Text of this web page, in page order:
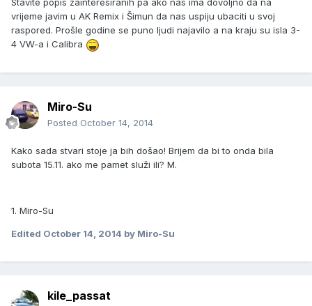
Stavite popis zainteresiranih pa ako nas ima dovoljno da na
vrijeme javim u AK Remix i Šimun da nas uspiju ubaciti u svoj
raspored. Prošle godine se puno ljudi najavilo a na kraju su isla 3-
4 VW-a i Calibra
Miro-Su
Posted October 14, 2014
Kako sada stvari stoje ja bih došao! Brijem da bi to onda bila
subota 15.11. ako me pamet služi ili? M.
1. Miro-Su
Edited October 14, 2014 by Miro-Su
kile_passat